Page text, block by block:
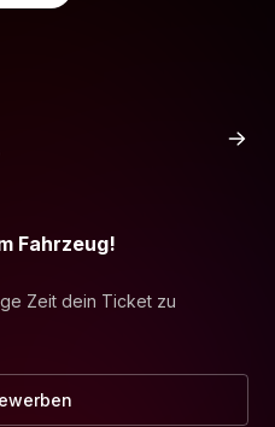
Fahrzeug!
Zeit dein Ticket zu